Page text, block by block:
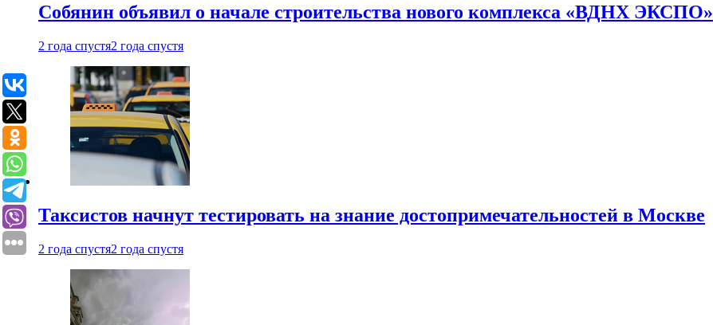
Собянин объявил о начале строительства нового комплекса «ВДНХ ЭКСПО»
2 года спустя2 года спустя
Таксистов начнут тестировать на знание достопримечательностей в Москве
2 года спустя2 года спустя